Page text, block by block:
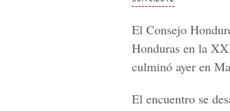
El Consejo
Honduras en la
culminó ayer en
El encuentro se